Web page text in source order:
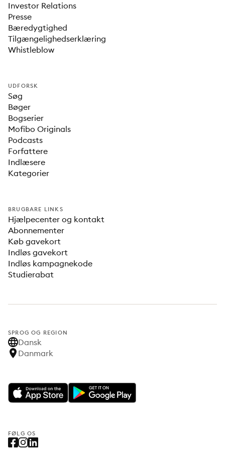
Investor Relations
Presse
Bæredygtighed
Tilgængelighedserklæring
Whistleblow
UDFORSK
Søg
Bøger
Bogserier
Mofibo Originals
Podcasts
Forfattere
Indlæsere
Kategorier
BRUGBARE LINKS
Hjælpecenter og kontakt
Abonnementer
Køb gavekort
Indløs gavekort
Indløs kampagnekode
Studierabat
SPROG OG REGION
Dansk
Danmark
FØLG OS